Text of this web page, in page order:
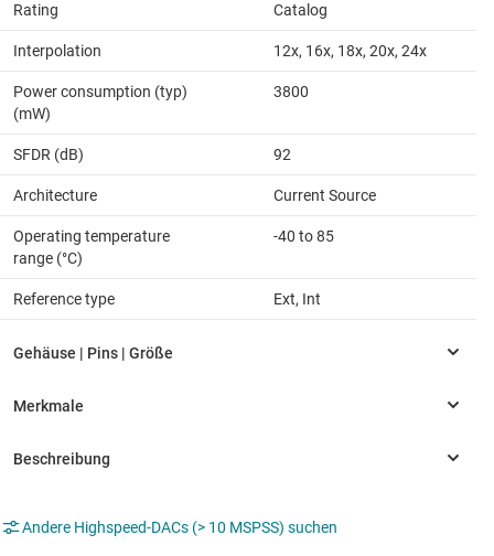
Rating Catalog
Interpolation 12x, 16x, 18x, 20x, 24x
Power consumption (typ)
(mW)
3800
SFDR (dB) 92
Architecture Current Source
Operating temperature
range (°C)
-40 to 85
Reference type Ext, Int
Andere Highspeed-DACs (> 10 MSPSS) suchen